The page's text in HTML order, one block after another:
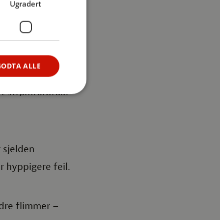
strømforbruk.
hyppigere feil.
flimmer –
Ugradert
ALLE